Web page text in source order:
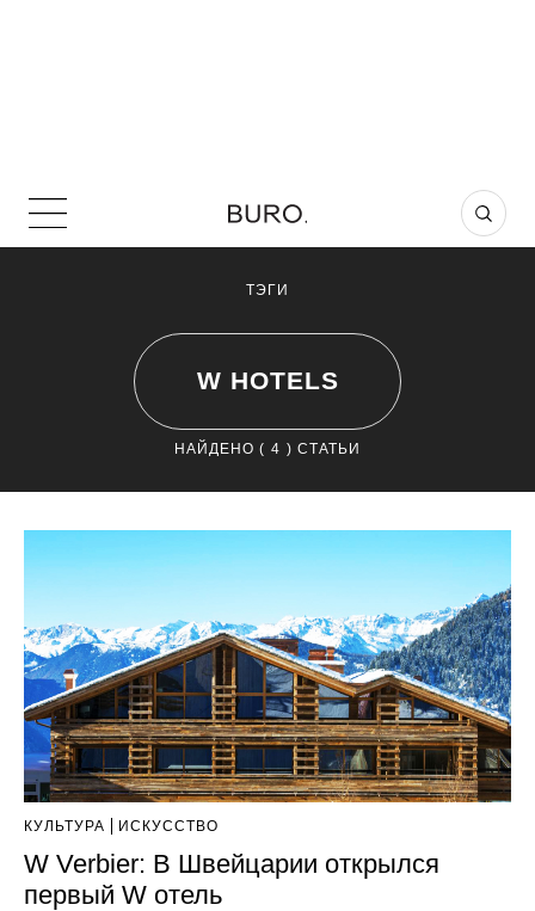
ТЭГИ
W HOTELS
НАЙДЕНО ( 4 ) СТАТЬИ
КУЛЬТУРА ИСКУССТВО
W Verbier: В Швейцарии открылся
первый W отель